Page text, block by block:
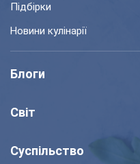
Підбірки
Новини кулінарії
Блоги
Світ
Суспільство